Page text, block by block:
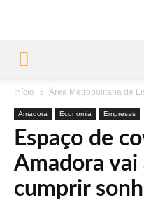
Início Área Metropolitana de
Amadora Economia Empresas
Espaço de
Amadora vai
cumprir